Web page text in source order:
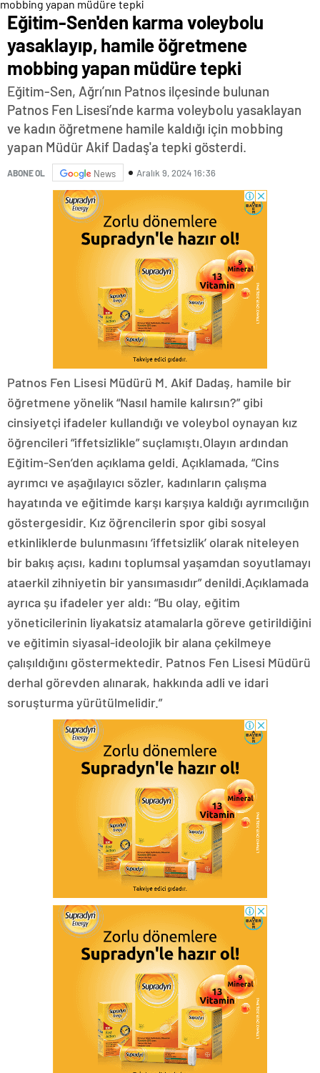
Eğitim-Sen'den karma voleybolu
yasaklayıp, hamile öğretmene
mobbing yapan müdüre tepki
Eğitim-Sen, Ağrı’nın Patnos ilçesinde bulunan
Patnos Fen Lisesi’nde karma voleybolu yasaklayan
ve kadın öğretmene hamile kaldığı için mobbing
yapan Müdür Akif Dadaş'a tepki gösterdi.
ABONE OL News Aralık 9, 2024 16:36
Patnos Fen Lisesi Müdürü M. Akif Dadaş, hamile bir
öğretmene yönelik “Nasıl hamile kalırsın?” gibi
cinsiyetçi ifadeler kullandığı ve voleybol oynayan kız
öğrencileri “iffetsizlikle” suçlamıştı.Olayın ardından
Eğitim-Sen’den açıklama geldi. Açıklamada, “Cins
ayrımcı ve aşağılayıcı sözler, kadınların çalışma
hayatında ve eğitimde karşı karşıya kaldığı ayrımcılığın
göstergesidir. Kız öğrencilerin spor gibi sosyal
etkinliklerde bulunmasını ‘iffetsizlik’ olarak niteleyen
bir bakış açısı, kadını toplumsal yaşamdan soyutlamayı
ataerkil zihniyetin bir yansımasıdır” denildi.Açıklamada
ayrıca şu ifadeler yer aldı: “Bu olay, eğitim
yöneticilerinin liyakatsiz atamalarla göreve getirildiğini
ve eğitimin siyasal-ideolojik bir alana çekilmeye
çalışıldığını göstermektedir. Patnos Fen Lisesi Müdürü
derhal görevden alınarak, hakkında adli ve idari
soruşturma yürütülmelidir.”